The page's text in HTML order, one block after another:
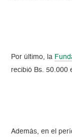
Por último, la
recibió Bs. 50.000
Además, en el